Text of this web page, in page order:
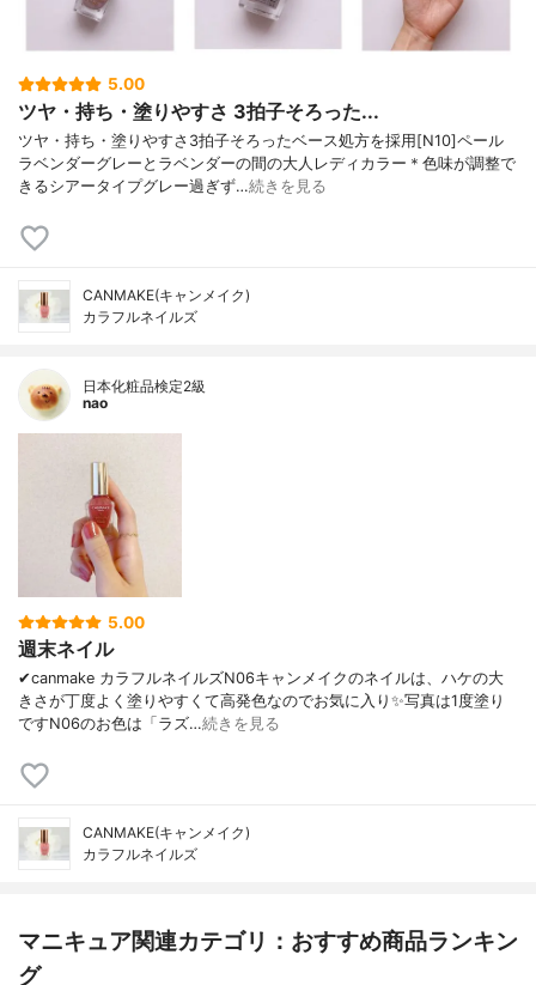
5.00
ツヤ・持ち・塗りやすさ 3拍子そろった...
ツヤ・持ち・塗りやすさ3拍子そろったベース処方を採用[N10]ペール
ラベンダーグレーとラベンダーの間の大人レディカラー＊色味が調整で
きるシアータイプグレー過ぎず…続きを見る
CANMAKE(キャンメイク)
カラフルネイルズ
日本化粧品検定2級
nao
5.00
週末ネイル
✔canmake カラフルネイルズN06キャンメイクのネイルは、ハケの大
きさが丁度よく塗りやすくて高発色なのでお気に入り✨写真は1度塗り
ですN06のお色は「ラズ…続きを見る
CANMAKE(キャンメイク)
カラフルネイルズ
マニキュア関連カテゴリ：おすすめ商品ランキン
グ